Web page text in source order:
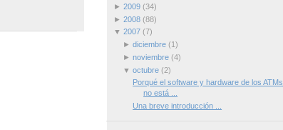
► 2009 (34)
► 2008 (88)
▼ 2007 (7)
► diciembre (1)
► noviembre (4)
▼ octubre (2)
Porqué el software y hardware de los ATMs
no está ...
Una breve introducción ...